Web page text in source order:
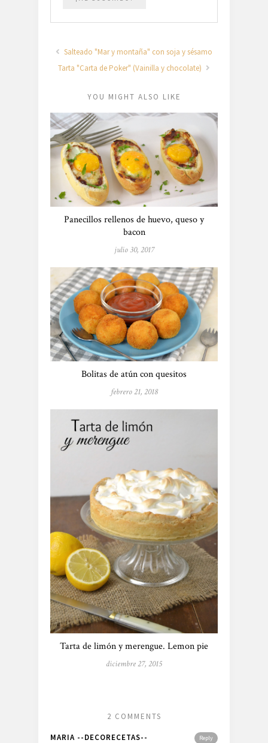
Salteado "Mar y montaña" con soja y sésamo
Tarta "Carta de Poker" (Vainilla y chocolate)
YOU MIGHT ALSO LIKE
Panecillos rellenos de huevo, queso y
bacon
julio 30, 2017
Bolitas de atún con quesitos
febrero 21, 2018
Tarta de limón y merengue. Lemon pie
diciembre 27, 2015
2 COMMENTS
Reply
MARIA --DECORECETAS--